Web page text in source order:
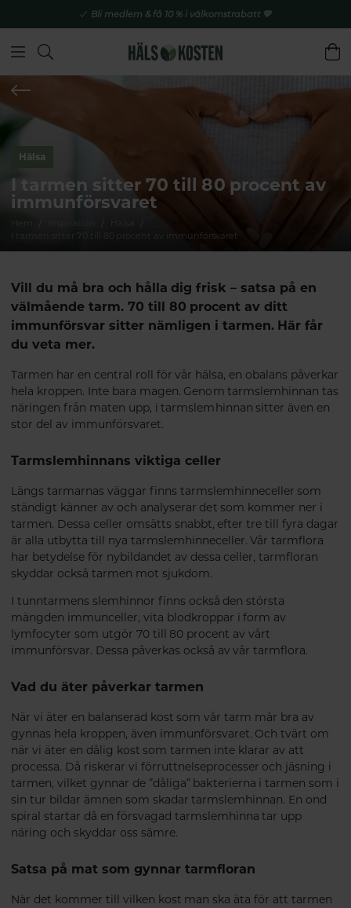
Bli medlem & få 10 % i välkomstrabatt 💚
Hälsa
I tarmen sitter 70 till 80 procent av
immunförsvaret
I tarmen sitter 70 till 80 procent av immunförsvaret
Vill du må bra och hålla dig frisk – satsa på en
välmående tarm. 70 till 80 procent av ditt
immunförsvar sitter nämligen i tarmen. Här får
du veta mer.
Tarmen har en central roll för vår hälsa, en obalans påverkar
hela kroppen. Inte bara magen. Genom tarmslemhinnan tas
näringen från maten upp, i tarmslemhinnan sitter även en
stor del av immunförsvaret.
Tarmslemhinnans viktiga celler
Längs tarmarnas väggar finns tarmslemhinneceller som
ständigt känner av och analyserar det som kommer ner i
tarmen. Dessa celler omsätts snabbt, efter tre till fyra dagar
är alla utbytta till nya tarmslemhinneceller. Vår tarmflora
har betydelse för nybildandet av dessa celler, tarmfloran
skyddar också tarmen mot sjukdom.
I tunntarmens slemhinnor finns också den största
mängden immunceller, vita blodkroppar i form av
lymfocyter som utgör 70 till 80 procent av vårt
immunförsvar. Dessa påverkas också av vår tarmflora.
Vad du äter påverkar tarmen
När vi äter en balanserad kost som vår tarm mår bra av
gynnas hela kroppen, även immunförsvaret. Och tvärt om
när vi äter en dålig kost som tarmen inte klarar av att
processa. Då riskerar vi förruttnelseprocesser och jäsning i
tarmen, vilket gynnar de ”dåliga” bakterierna i tarmen som i
sin tur bildar ämnen som skadar tarmslemhinnan. En ond
spiral startar då en försvagad tarmslemhinna tar upp
näring och skyddar oss sämre.
Satsa på mat som gynnar tarmfloran
När det kommer till vilken kost man ska äta för att tarmen